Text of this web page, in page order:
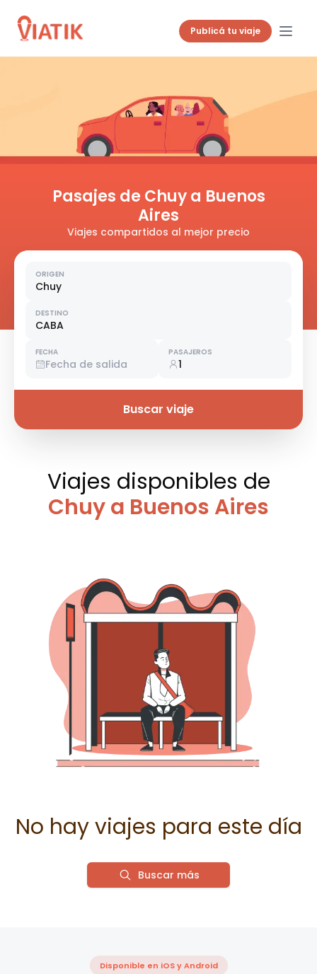
Publicá tu viaje
Pasajes de Chuy a Buenos
Aires
Viajes compartidos al mejor precio
ORIGEN
Chuy
DESTINO
CABA
FECHA
Fecha de salida
PASAJEROS
1
Buscar viaje
Viajes disponibles de
Chuy a Buenos Aires
No hay viajes para este día
Buscar más
Disponible en iOS y Android